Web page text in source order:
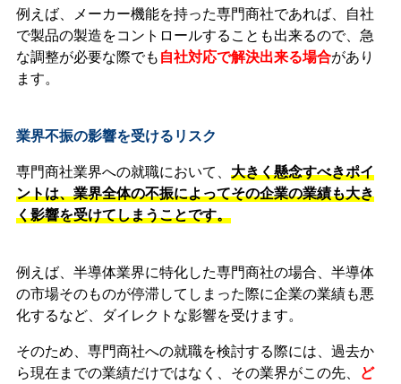
例えば、メーカー機能を持った専門商社であれば、自社
で製品の製造をコントロールすることも出来るので、急
な調整が必要な際でも 自社対応で解決出来る場合があり
ます。
業界不振の影響を受けるリスク
専門商社業界への就職において、 大きく懸念すべきポイ
ントは、業界全体の不振によってその企業の業績も大き
く影響を受けてしまうことです。
例えば、半導体業界に特化した専門商社の場合、半導体
の市場そのものが停滞してしまった際に企業の業績も悪
化するなど、ダイレクトな影響を受けます。
そのため、専門商社への就職を検討する際には、過去か
ら現在までの業績だけではなく、その業界がこの先、
ど